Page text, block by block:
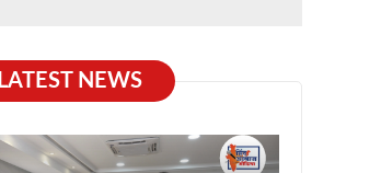
LATEST NEWS